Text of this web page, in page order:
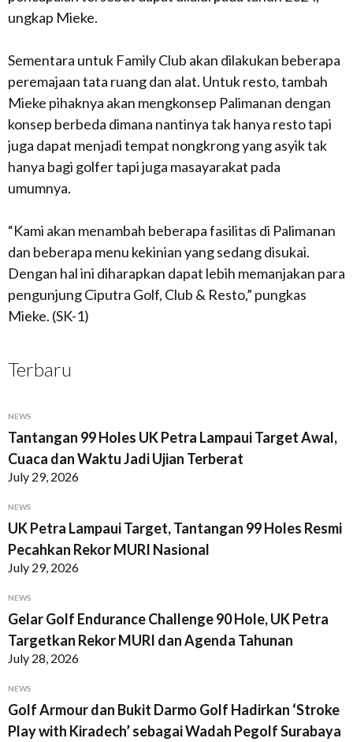
ungkap Mieke.
Sementara untuk Family Club akan dilakukan beberapa
peremajaan tata ruang dan alat. Untuk resto, tambah
Mieke pihaknya akan mengkonsep Palimanan dengan
konsep berbeda dimana nantinya tak hanya resto tapi
juga dapat menjadi tempat nongkrong yang asyik tak
hanya bagi golfer tapi juga masayarakat pada
umumnya.
“Kami akan menambah beberapa fasilitas di Palimanan
dan beberapa menu kekinian yang sedang disukai.
Dengan hal ini diharapkan dapat lebih memanjakan para
pengunjung Ciputra Golf, Club & Resto,” pungkas
Mieke. (SK-1)
Terbaru
NEWS
Tantangan 99 Holes UK Petra Lampaui Target Awal,
Cuaca dan Waktu Jadi Ujian Terberat
July 29, 2026
NEWS
UK Petra Lampaui Target, Tantangan 99 Holes Resmi
Pecahkan Rekor MURI Nasional
July 29, 2026
NEWS
Gelar Golf Endurance Challenge 90 Hole, UK Petra
Targetkan Rekor MURI dan Agenda Tahunan
July 28, 2026
NEWS
Golf Armour dan Bukit Darmo Golf Hadirkan ‘Stroke
Play with Kiradech’ sebagai Wadah Pegolf Surabaya